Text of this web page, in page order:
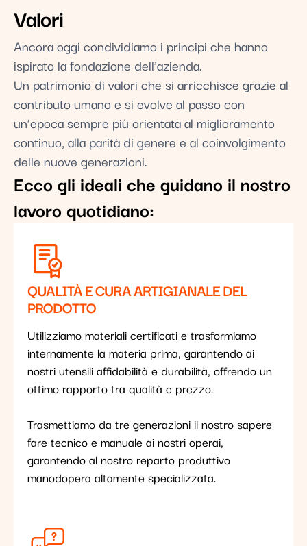
Valori
Ancora oggi condividiamo i principi che hanno
ispirato la fondazione dell’azienda.
Un patrimonio di valori che si arricchisce grazie al
contributo umano e si evolve al passo con
un’epoca sempre più orientata al miglioramento
continuo, alla parità di genere e al coinvolgimento
delle nuove generazioni.
Ecco gli ideali che guidano il nostro
lavoro quotidiano:
QUALITÀ E CURA ARTIGIANALE DEL
PRODOTTO
Utilizziamo materiali certificati e trasformiamo
internamente la materia prima, garantendo ai
nostri utensili affidabilità e durabilità, offrendo un
ottimo rapporto tra qualità e prezzo.
Trasmettiamo da tre generazioni il nostro sapere
fare tecnico e manuale ai nostri operai,
garantendo al nostro reparto produttivo
manodopera altamente specializzata.